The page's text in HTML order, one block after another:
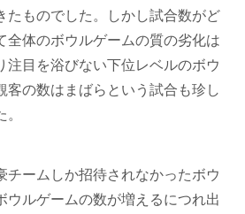
たものでした。しかし試合数がど
全体のボウルゲームの質の劣化は
注目を浴びない下位レベルのボウ
客の数はまばらという試合も珍し
チームしか招待されなかったボウ
ウルゲームの数が増えるにつれ出